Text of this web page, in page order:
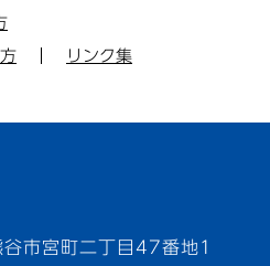
リンク集
市宮町二丁目47番地1